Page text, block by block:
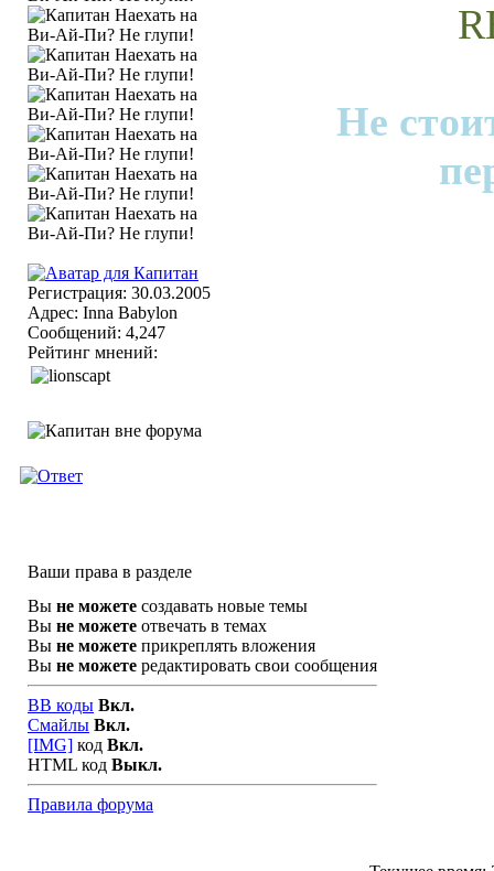
Регистрация: 30.03.2005
Адрес: Inna Babylon
Сообщений: 4,247
Рейтинг мнений:
Не
Ваши права в разделе
Вы не можете создавать новые темы
Вы не можете отвечать в темах
Вы не можете прикреплять вложения
Вы не можете редактировать свои сообщения
BB коды Вкл.
Смайлы Вкл.
[IMG] код Вкл.
HTML код Выкл.
Правила форума